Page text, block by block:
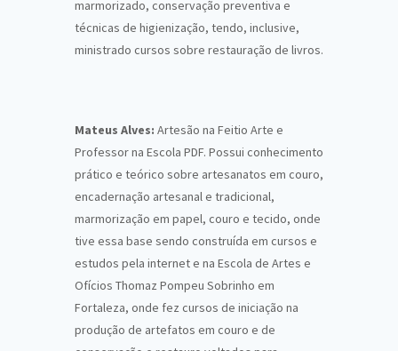
marmorizado, conservação preventiva e
técnicas de higienização, tendo, inclusive,
ministrado cursos sobre restauração de livros.
Mateus Alves: Artesão na Feitio Arte e
Professor na Escola PDF. Possui conhecimento
prático e teórico sobre artesanatos em couro,
encadernação artesanal e tradicional,
marmorização em papel, couro e tecido, onde
tive essa base sendo construída em cursos e
estudos pela internet e na Escola de Artes e
Ofícios Thomaz Pompeu Sobrinho em
Fortaleza, onde fez cursos de iniciação na
produção de artefatos em couro e de